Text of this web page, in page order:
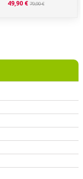
49,90 € 79,90 €